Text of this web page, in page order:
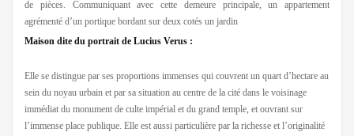
de pièces. Communiquant avec cette demeure principale, un appartement
agrémenté d’un portique bordant sur deux cotés un jardin
Maison dite du portrait de Lucius Verus :
Elle se distingue par ses proportions immenses qui couvrent un quart d’hectare au
sein du noyau urbain et par sa situation au centre de la cité dans le voisinage
immédiat du monument de culte impérial et du grand temple, et ouvrant sur
l’immense place publique. Elle est aussi particulière par la richesse et l’originalité